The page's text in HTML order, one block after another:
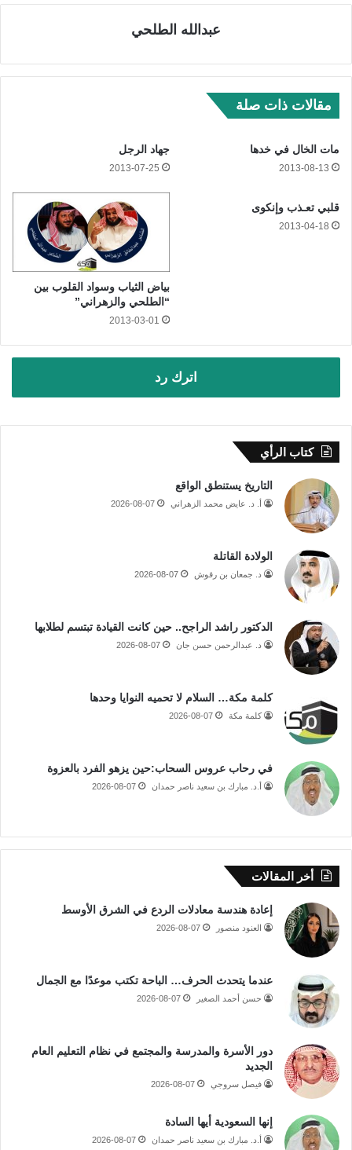
عبدالله الطلحي
مقالات ذات صلة
مات الخال في خدها
2013-08-13
جهاد الرجل
2013-07-25
قلبي تعـذب وإنكوى
2013-04-18
بياض الثياب وسواد القلوب بين
“الطلحي والزهراني”
2013-03-01
اترك رد
كتاب الرأي
التاريخ يستنطق الواقع
أ. د. عايض محمد الزهراني 2026-08-07
الولادة القاتلة
د. جمعان بن رقوش 2026-08-07
الدكتور راشد الراجح.. حين كانت القيادة تبتسم لطلابها
د. عبدالرحمن حسن جان 2026-08-07
كلمة مكة… السلام لا تحميه النوايا وحدها
كلمة مكة 2026-08-07
في رحاب عروس السحاب:حين يزهو الفرد بالعزوة
أ.د. مبارك بن سعيد ناصر حمدان 2026-08-07
أخر المقالات
إعادة هندسة معادلات الردع في الشرق الأوسط
العنود منصور 2026-08-07
عندما يتحدث الحرف… الباحة تكتب موعدًا مع الجمال
حسن أحمد الصغير 2026-08-07
دور الأسرة والمدرسة والمجتمع في نظام التعليم العام
الجديد
فيصل سروجي 2026-08-07
إنها السعودية أيها السادة
أ.د. مبارك بن سعيد ناصر حمدان 2026-08-07